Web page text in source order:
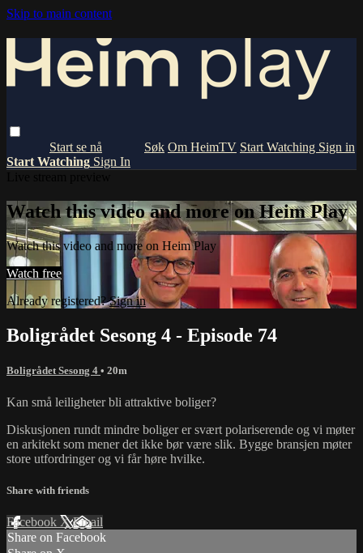
Skip to main content
Om HeimTV Start Watching Sign in
Start Watching Sign In
Watch this video and more on Heim Play
Watch this video and more on Heim Play
Watch free
Already registered?Sign in
Boligrådet Sesong 4 - Episode 74
Boligrådet Sesong 4 • 20m
Kan små leiligheter bli attraktive boliger?
Diskusjonen rundt mindre boliger er svært polariserende og vi møter
en arkitekt som mener det ikke bør være slik. Bygge bransjen møter
store utfordringer og vi får høre hvilke.
Share with friends
Facebook XEmail
Share on Facebook